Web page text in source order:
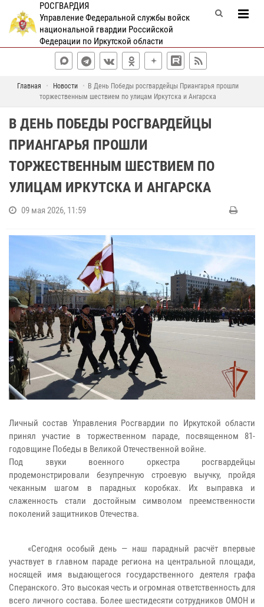
РОСГВАРДИЯ
Управление Федеральной службы войск
национальной гвардии Российской
Федерации по Иркутской области
Главная Новости
В День Победы росгвардейцы Приангарья прошли
торжественным шествием по улицам Иркутска и Ангарска
В ДЕНЬ ПОБЕДЫ РОСГВАРДЕЙЦЫ
ПРИАНГАРЬЯ ПРОШЛИ
ТОРЖЕСТВЕННЫМ ШЕСТВИЕМ ПО
УЛИЦАМ ИРКУТСКА И АНГАРСКА
09 мая 2026, 11:59
Личный состав Управления Росгвардии по Иркутской области
принял участие в торжественном параде, посвященном 81-
годовщине Победы в Великой Отечественной войне.
Под звуки военного оркестра росгвардейцы
продемонстрировали безупречную строевую выучку, пройдя
чеканным шагом в парадных коробках. Их выправка и
слаженность стали достойным символом преемственности
поколений защитников Отечества.
«Сегодня особый день — наш парадный расчёт впервые
участвует в главном параде региона на центральной площади,
носящей имя выдающегося государственного деятеля графа
Сперанского. Это высокая честь и огромная ответственность для
всего личного состава. Более шестидесяти сотрудников ОМОН и